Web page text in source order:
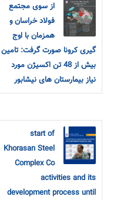
از سوی مجتمع
فولاد خراسان و
همزمان با اوج
گیری کرونا صورت گرفت: تامین
بیش از 48 تن اکسیژن مورد
نیاز بیمارستان های نیشابور
start of
Khorasan Steel
Complex Co
activities and its
development process until